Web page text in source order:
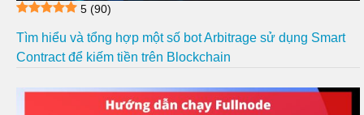
5 (90)
Tìm hiểu và tổng hợp một số bot Arbitrage sử dụng Smart
Contract để kiếm tiền trên Blockchain